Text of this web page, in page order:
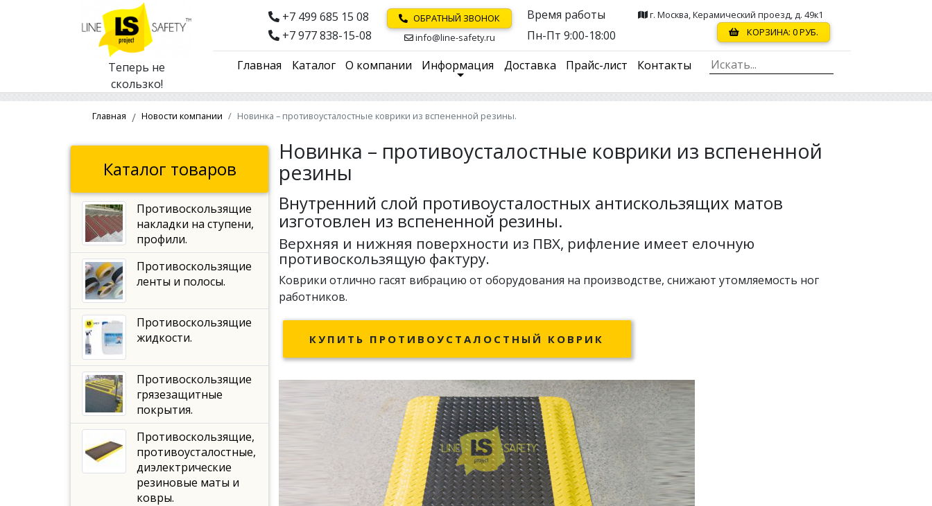
Теперь не
скользко!
+7 499 685 15 08
+7 977 838-15-08
ОБРАТНЫЙ ЗВОНОК
info@line-safety.ru
Время работы
Пн-Пт 9:00-18:00
г. Москва, Керамический проезд, д. 49к1
КОРЗИНА: 0РУБ.
Главная Каталог О компании Информация Доставка Прайс-лист Контакты
Главная Новости компании Новинка – противоусталостные коврики из вспененной резины.
Новинка – противоусталостные коврики из вспененной
резины
Внутренний слой противоусталостных антискользящих матов
изготовлен из вспененной резины.
Верхняя и нижняя поверхности из ПВХ, рифление имеет елочную
противоскользящую фактуру.
Коврики отлично гасят вибрацию от оборудования на производстве, снижают утомляемость ног
работников.
КУПИТЬ ПРОТИВОУСТАЛОСТНЫЙ КОВРИК
Каталог товаров
Противоскользящие
накладки на ступени,
профили.
Противоскользящие
ленты и полосы.
Противоскользящие
жидкости.
Противоскользящие
грязезащитные
покрытия.
Противоскользящие,
противоусталостные,
диэлектрические
резиновые маты и
ковры.